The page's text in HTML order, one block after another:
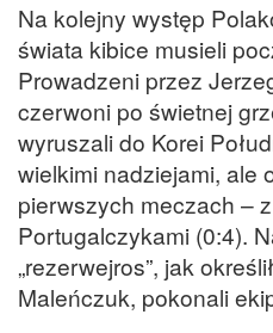
Na kolejny występ
świata kibice musieli
Prowadzeni przez
czerwoni po świetnej
wyruszali do Korei
wielkimi nadziejami, ale
pierwszych meczach –
Portugalczykami (0:4).
„rezerwejros”, jak
Maleńczuk, pokonali